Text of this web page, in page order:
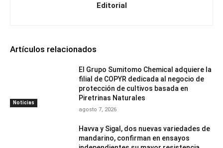
Editorial
Artículos relacionados
Noticias
El Grupo Sumitomo Chemical adquiere la
filial de COPYR dedicada al negocio de
protección de cultivos basada en
Piretrinas Naturales
agosto 7, 2026
Havva y Sigal, dos nuevas variedades de
mandarino, confirman en ensayos